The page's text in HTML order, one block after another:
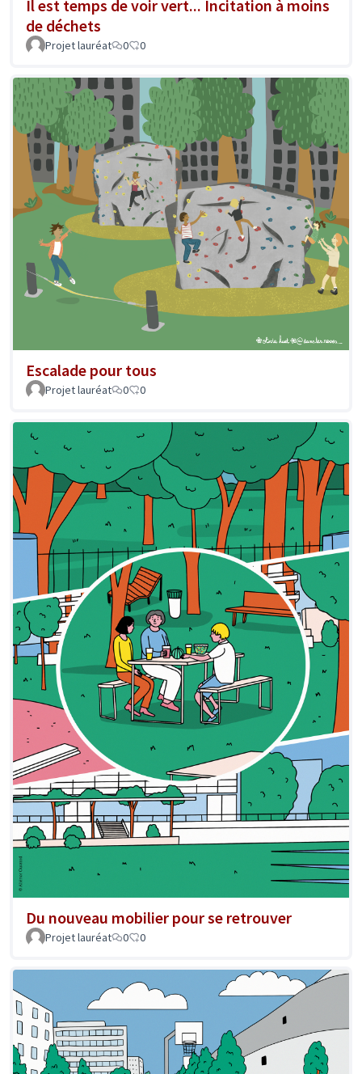
Il est temps de voir vert... Incitation à moins
de déchets
Projet lauréat 0 0
Escalade pour tous
Projet lauréat 0 0
Du nouveau mobilier pour se retrouver
Projet lauréat 0 0